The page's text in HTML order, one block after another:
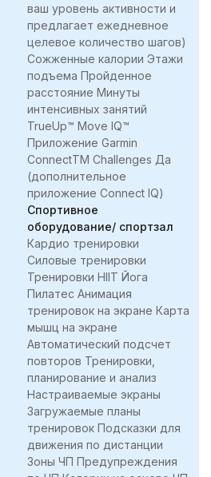
ваш уровень активности и
предлагает ежедневное
целевое количество шагов)
Сожженные калории Этажи
подъема Пройденное
расстояние Минуты
интенсивных занятий
TrueUp™ Move IQ™
Приложение Garmin
ConnectTM Challenges Да
(дополнительное
приложение Connect IQ)
Спортивное
оборудование/ спортзал
Кардио тренировки
Силовые тренировки
Тренировки HIIT Йога
Пилатес Анимация
тренировок на экране Карта
мышц на экране
Автоматический подсчет
повторов Тренировки,
планирование и анализ
Настраиваемые экраны
Загружаемые планы
тренировок Подсказки для
движения по дистанции
Зоны ЧП Предупреждения